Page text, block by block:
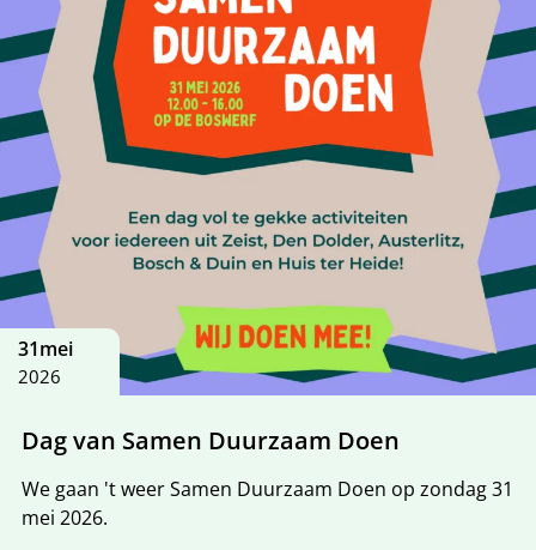
31mei
2026
Dag van Samen Duurzaam Doen
We gaan 't weer Samen Duurzaam Doen op zondag 31
mei 2026.